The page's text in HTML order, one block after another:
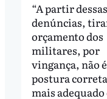
“A partir dessas
denúncias,
orçamento dos
militares, por
vingança, não
postura
mais adequado